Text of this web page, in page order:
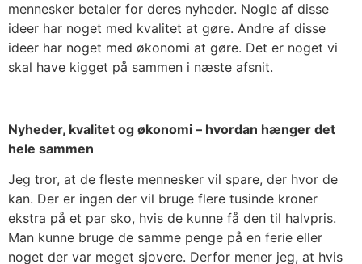
mennesker betaler for deres nyheder. Nogle af disse
ideer har noget med kvalitet at gøre. Andre af disse
ideer har noget med økonomi at gøre. Det er noget vi
skal have kigget på sammen i næste afsnit.
Nyheder, kvalitet og økonomi – hvordan hænger det
hele sammen
Jeg tror, at de fleste mennesker vil spare, der hvor de
kan. Der er ingen der vil bruge flere tusinde kroner
ekstra på et par sko, hvis de kunne få den til halvpris.
Man kunne bruge de samme penge på en ferie eller
noget der var meget sjovere. Derfor mener jeg, at hvis